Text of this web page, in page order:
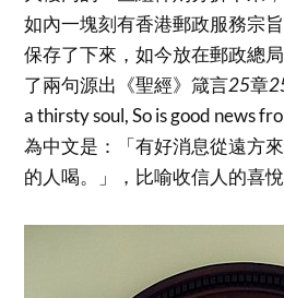
如內一塊刻有香港郵政服務宗
保存了下來，如今放在郵政總
了兩句源出《聖經》箴言25章
a thirsty soul, So is good news
為中文是：「有好消息從遠方
的人喝。」，比喻收信人的喜悅